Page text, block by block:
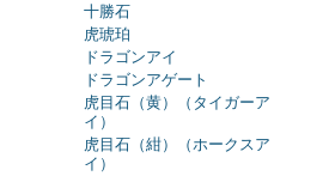
十勝石
虎琥珀
ドラゴンアイ
ドラゴンアゲート
虎目石（黄）（タイガーア
イ）
虎目石（紺）（ホークスア
イ）